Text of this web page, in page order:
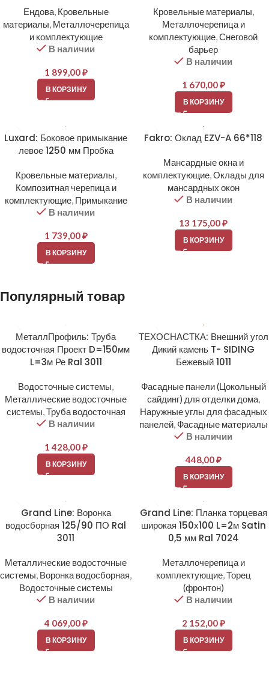
Ендова, Кровельные
материалы, Металлочерепица
и комплектующие
В наличии
1 899,00₽
В КОРЗИНУ
Кровельные материалы,
Металлочерепица и
комплектующие,Снеговой
барьер
В наличии
1 670,00₽
В КОРЗИНУ
Luxard: Боковое примыкание
левое 1250 мм Пробка
Кровельные материалы,
Композитная черепица и
комплектующие, Примыкание
В наличии
1 739,00₽
В КОРЗИНУ
Fakro: Оклад EZV-A 66*118
Мансардные окна и
комплектующие,Оклады для
мансардных окон
В наличии
13 175,00₽
В КОРЗИНУ
Популярный товар
МеталлПрофиль: Труба
водосточная Проект D=150мм
L=3м Ре Ral 3011
Водосточные системы,
Металлические водосточные
системы,Труба водосточная
В наличии
1 428,00₽
В КОРЗИНУ
ТЕХОСНАСТКА: Внешний угол
Дикий камень T- SIDING
Бежевый 1011
Фасадные панели (Цокольный
сайдинг) для отделки дома,
Наружные углы для фасадных
панелей, Фасадные материалы
В наличии
448,00₽
В КОРЗИНУ
Grand Line: Воронка
водосборная 125/90 ПО Ral
3011
Металлические водосточные
системы, Воронка водосборная,
Водосточные системы
В наличии
4 069,00₽
В КОРЗИНУ
Grand Line: Планка торцевая
широкая 150х100 L=2м Satin
0,5 мм Ral 7024
Металлочерепица и
комплектующие,Торец
(фронтон)
В наличии
2 152,00₽
В КОРЗИНУ